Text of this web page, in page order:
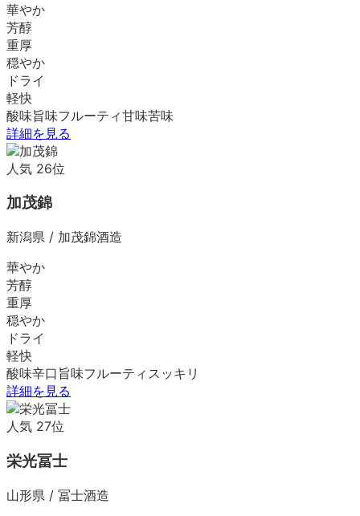
華やか
芳醇
重厚
穏やか
ドライ
軽快
酸味旨味フルーティ甘味苦味
詳細を見る
人気 26位
加茂錦
新潟県 / 加茂錦酒造
華やか
芳醇
重厚
穏やか
ドライ
軽快
酸味辛口 旨味フルーティ スッキリ
詳細を見る
人気 27位
栄光冨士
山形県 / 冨士酒造